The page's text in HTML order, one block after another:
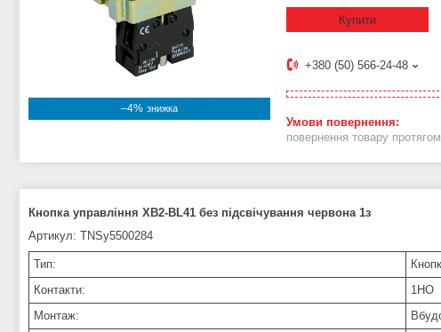
–4%
Купити
+380 (50) 566-24-48
повернення товару
Кнопка управління XB2-BL41 без підсвічування червона 1з
Артикул: TNSy5500284
Тип:
Контакти:
1НО
Монтаж: